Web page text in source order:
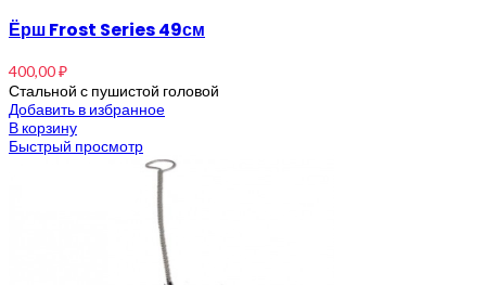
Ёрш Frost Series 49см
400,00₽
Стальной с пушистой головой
Добавить в избранное
В корзину
Быстрый просмотр